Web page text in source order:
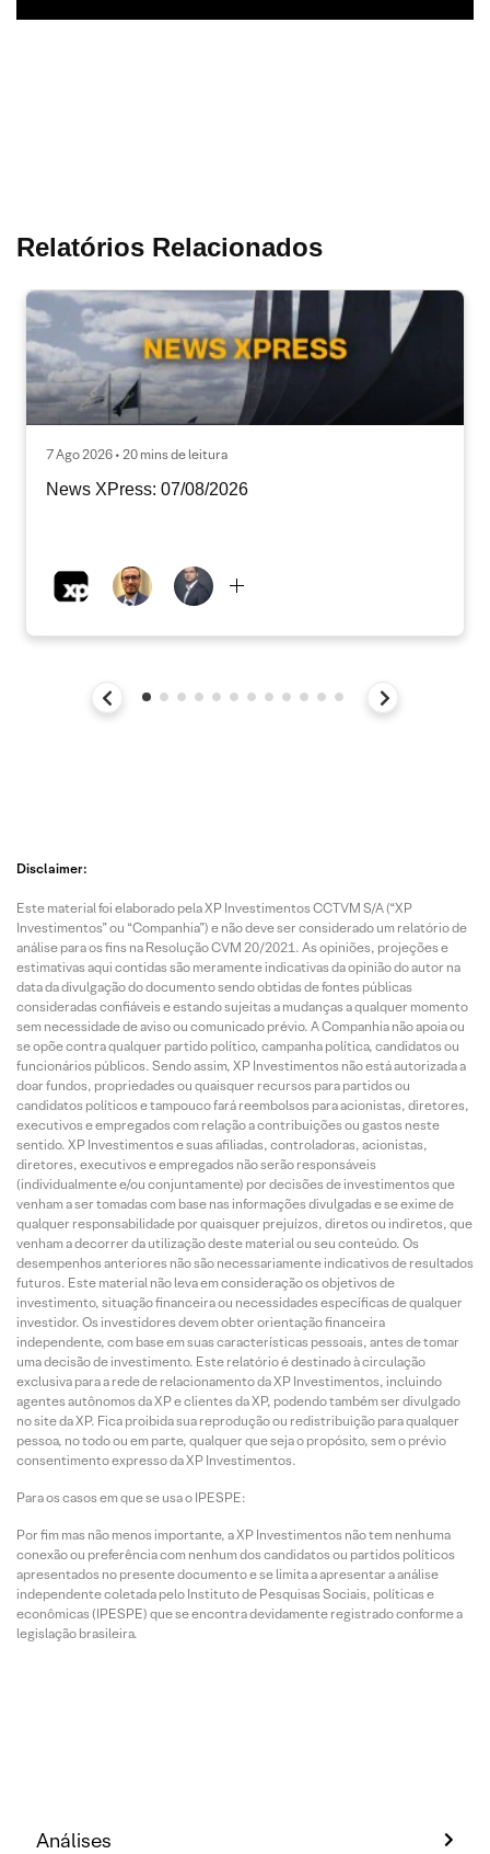
Relatórios Relacionados
7 Ago 2026 • 20 mins de leitura
News XPress: 07/08/2026
Disclaimer:
Este material foi elaborado pela XP Investimentos CCTVM S/A (“XP
Investimentos” ou “Companhia”) e não deve ser considerado um relatório de
análise para os fins na Resolução CVM 20/2021. As opiniões, projeções e
estimativas aqui contidas são meramente indicativas da opinião do autor na
data da divulgação do documento sendo obtidas de fontes públicas
consideradas confiáveis e estando sujeitas a mudanças a qualquer momento
sem necessidade de aviso ou comunicado prévio. A Companhia não apoia ou
se opõe contra qualquer partido político, campanha política, candidatos ou
funcionários públicos. Sendo assim, XP Investimentos não está autorizada a
doar fundos, propriedades ou quaisquer recursos para partidos ou
candidatos políticos e tampouco fará reembolsos para acionistas, diretores,
executivos e empregados com relação a contribuições ou gastos neste
sentido. XP Investimentos e suas afiliadas, controladoras, acionistas,
diretores, executivos e empregados não serão responsáveis
(individualmente e/ou conjuntamente) por decisões de investimentos que
venham a ser tomadas com base nas informações divulgadas e se exime de
qualquer responsabilidade por quaisquer prejuízos, diretos ou indiretos, que
venham a decorrer da utilização deste material ou seu conteúdo. Os
desempenhos anteriores não são necessariamente indicativos de resultados
futuros. Este material não leva em consideração os objetivos de
investimento, situação financeira ou necessidades específicas de qualquer
investidor. Os investidores devem obter orientação financeira
independente, com base em suas características pessoais, antes de tomar
uma decisão de investimento. Este relatório é destinado à circulação
exclusiva para a rede de relacionamento da XP Investimentos, incluindo
agentes autônomos da XP e clientes da XP, podendo também ser divulgado
no site da XP. Fica proibida sua reprodução ou redistribuição para qualquer
pessoa, no todo ou em parte, qualquer que seja o propósito, sem o prévio
consentimento expresso da XP Investimentos.
Para os casos em que se usa o IPESPE:
Por fim mas não menos importante, a XP Investimentos não tem nenhuma
conexão ou preferência com nenhum dos candidatos ou partidos políticos
apresentados no presente documento e se limita a apresentar a análise
independente coletada pelo Instituto de Pesquisas Sociais, políticas e
econômicas (IPESPE) que se encontra devidamente registrado conforme a
legislação brasileira.
Análises